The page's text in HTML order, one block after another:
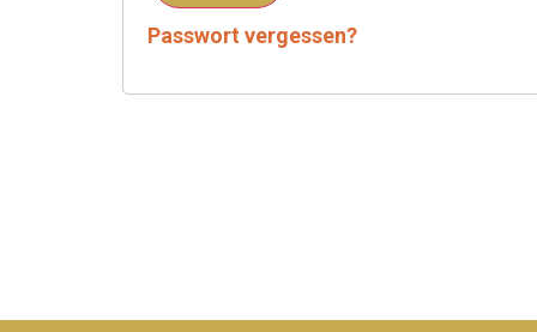
Passwort vergessen?